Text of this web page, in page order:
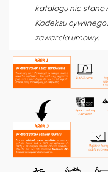
katalogu nie
Kodeksu
zawarcia umowy.